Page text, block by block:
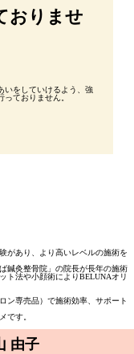
おりませ
いをしていけるよう、強
ておりません。
があり、より高いレベルの施術を
鍼灸整骨院」の院長が長年の施術
ト法や小顔術によりBELUNAオリ
ン専売品）で施術効率、サポート
です。
由子